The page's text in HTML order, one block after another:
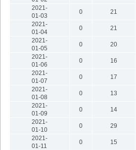
2021-
01-03
0 21
2021-
01-04
0 21
2021-
01-05
0 20
2021-
01-06
0 16
2021-
01-07
0 17
2021-
01-08
0 13
2021-
01-09
0 14
2021-
01-10
0 29
2021-
01-11
0 15